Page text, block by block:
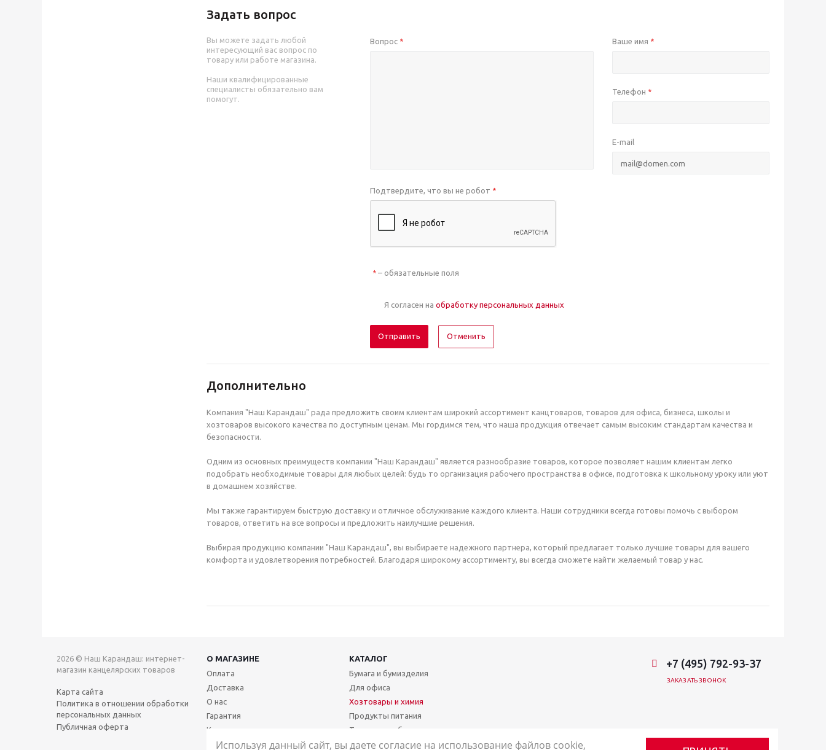
Задать вопрос
Вы можете задать любой
интересующий вас вопрос по
товару или работе магазина.
Наши квалифицированные
специалисты обязательно вам
помогут.
Вопрос * Ваше имя *
Телефон *
E-mail
Подтвердите, что вы не робот *
*– обязательные поля
Я согласен на обработку персональных данных
Отменить
Дополнительно
Компания "Наш Карандаш" рада предложить своим клиентам широкий ассортимент канцтоваров, товаров для офиса, бизнеса, школы и
хозтоваров высокого качества по доступным ценам. Мы гордимся тем, что наша продукция отвечает самым высоким стандартам качества и
безопасности.
Одним из основных преимуществ компании "Наш Карандаш" является разнообразие товаров, которое позволяет нашим клиентам легко
подобрать необходимые товары для любых целей: будь то организация рабочего пространства в офисе, подготовка к школьному уроку или уют
в домашнем хозяйстве.
Мы также гарантируем быструю доставку и отличное обслуживание каждого клиента. Наши сотрудники всегда готовы помочь с выбором
товаров, ответить на все вопросы и предложить наилучшие решения.
Выбирая продукцию компании "Наш Карандаш", вы выбираете надежного партнера, который предлагает только лучшие товары для вашего
комфорта и удовлетворения потребностей. Благодаря широкому ассортименту, вы всегда сможете найти желаемый товар у нас.
2026 © Наш Карандаш: интернет-
магазин канцелярских товаров
Карта сайта
Политика в отношении обработки
персональных данных
Публичная оферта
О МАГАЗИНЕ
КАТАЛОГ
Оплата
Доставка
О нас
Гарантия
Контакты
Бумага и бумизделия
Для офиса
Хозтовары и химия
Продукты питания
Техника и мебель
Школа и творчество
+7 (495) 792-93-37
ЗАКАЗАТЬ ЗВОНОК
Используя данный сайт, вы даете согласие на использование файлов cookie,